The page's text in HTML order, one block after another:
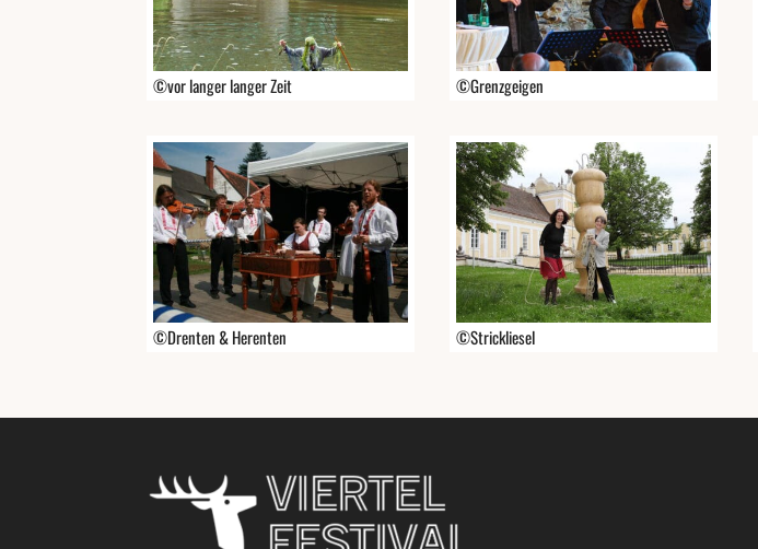
©vor langer langer Zeit ©Grenzgeigen
©Drenten & Herenten ©Strickliesel